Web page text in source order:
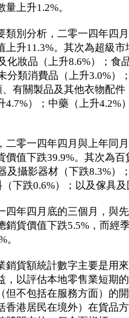
上升1.2%。
別分析，二零一四年四月
上升11.3%。其次為超級
化妝品（上升8.6%）；食
分類消費品（上升3.0%）
、有關製品及其他衣物配
4.7%）；中藥（上升4.2%
零一四年四月與上年同月
價值下跌39.9%。其次為
及攝影器材（下跌8.3%）
下跌0.6%）；以及傢具
年四月底的三個月，與先
銷貨價值下跌5.5%，而經
。
貨額統計數字主要是用來
，以評估本地零售業短期
但不包括在服務方面）的
香港居民在境外）在貨品